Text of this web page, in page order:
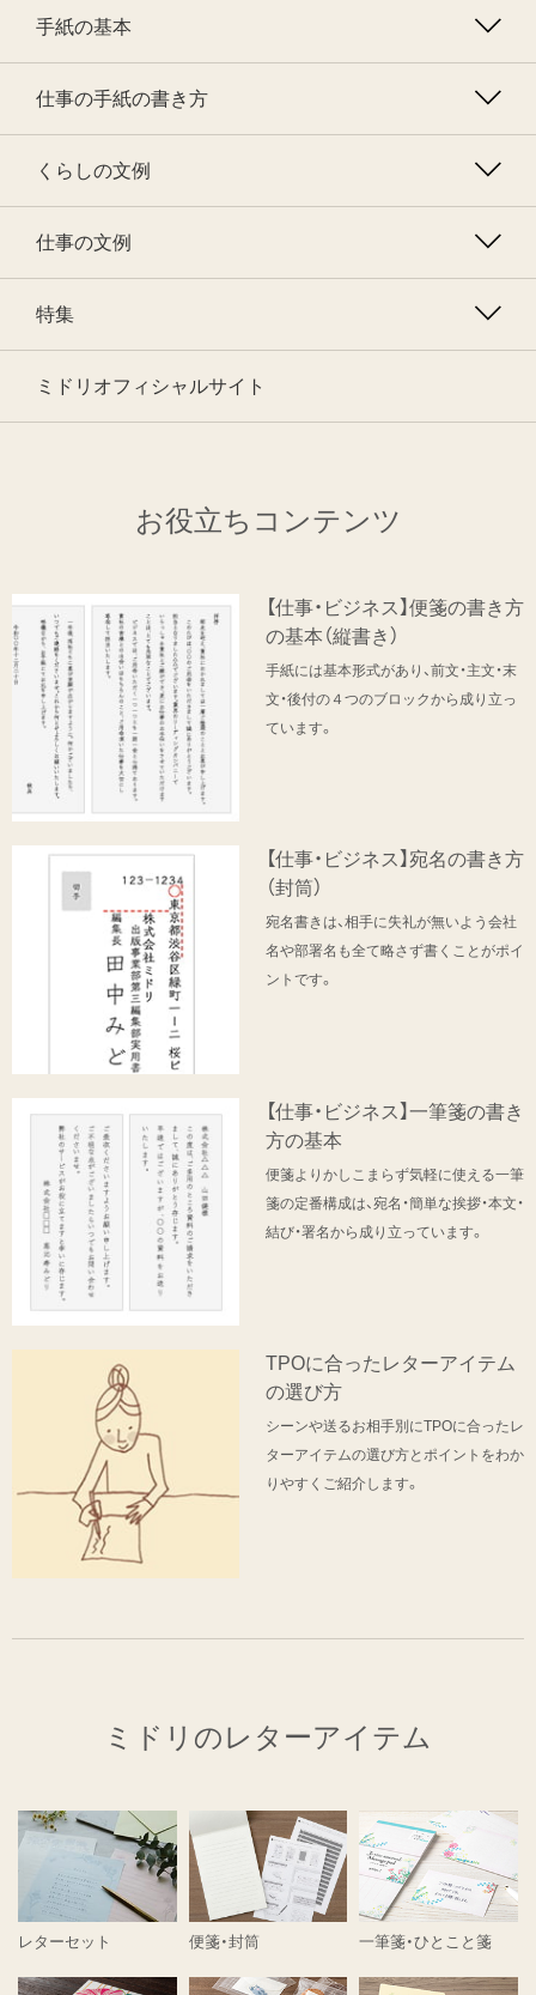
手紙の基本
仕事の手紙の書き方
くらしの文例
仕事の文例
特集
ミドリオフィシャルサイト
お役立ちコンテンツ
【仕事・ビジネス】便箋の書き方
の基本（縦書き）
手紙には基本形式があり、前文・主文・末
文・後付の４つのブロックから成り立っ
ています。
【仕事・ビジネス】宛名の書き方
（封筒）
宛名書きは、相手に失礼が無いよう会社
名や部署名も全て略さず書くことがポイ
ントです。
【仕事・ビジネス】一筆箋の書き
方の基本
便箋よりかしこまらず気軽に使える一筆
箋の定番構成は、宛名・簡単な挨拶・本文・
結び・署名から成り立っています。
TPOに合ったレターアイテム
の選び方
シーンや送るお相手別にTPOに合ったレ
ターアイテムの選び方とポイントをわか
りやすくご紹介します。
ミドリのレターアイテム
レターセット 便箋・封筒 一筆箋・ひとこと箋